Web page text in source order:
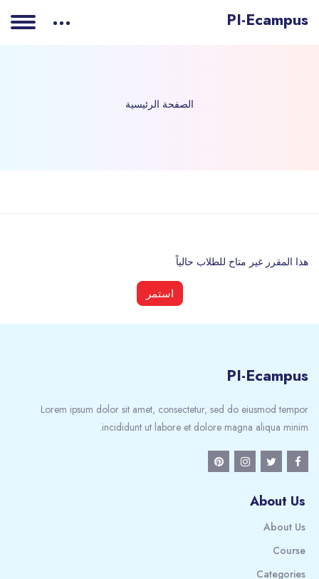
PI-Ecampus
الصفحة الرئيسية
هذا المقرر غير متاح للطلاب حالياً
استمر
PI-Ecampus
Lorem ipsum dolor sit amet, consectetur, sed do eiusmod tempor
incididunt ut labore et dolore magna aliqua minim.
About Us
About Us
Course
Categories